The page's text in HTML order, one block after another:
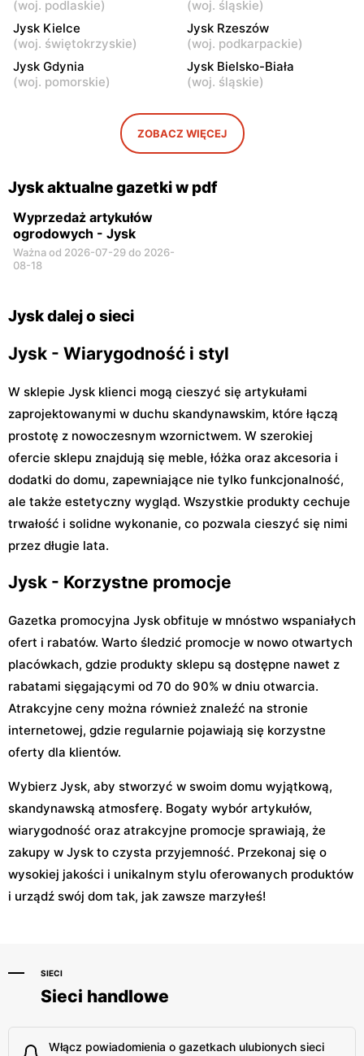
Jysk
Sochaczew, ul. Wójtówka
2b
Jysk
Garwolin, ul. Trakt Lwowski
41
Jysk Jysk
Sobieskiego 5A
Władysława Stanisława
Reymonta 7a
(woj. podlaskie) (woj. śląskie)
Jysk Kielce
(woj. świętokrzyskie)
Jysk Rzeszów
(woj. podkarpackie)
Jysk Gdynia
(woj. pomorskie)
Jysk Bielsko-Biała
(woj. śląskie)
ZOBACZ WIĘCEJ
Jysk aktualne gazetki w pdf
Wyprzedaż artykułów
ogrodowych - Jysk
Ważna od 2026-07-29 do 2026-
08-18
Jysk dalej o sieci
Jysk - Wiarygodność i styl
W sklepie Jysk klienci mogą cieszyć się artykułami
zaprojektowanymi w duchu skandynawskim, które łączą
prostotę z nowoczesnym wzornictwem. W szerokiej
ofercie sklepu znajdują się meble, łóżka oraz akcesoria i
dodatki do domu, zapewniające nie tylko funkcjonalność,
ale także estetyczny wygląd. Wszystkie produkty cechuje
trwałość i solidne wykonanie, co pozwala cieszyć się nimi
przez długie lata.
Jysk - Korzystne promocje
Gazetka promocyjna Jysk obfituje w mnóstwo wspaniałych
ofert i rabatów. Warto śledzić promocje w nowo otwartych
placówkach, gdzie produkty sklepu są dostępne nawet z
rabatami sięgającymi od 70 do 90% w dniu otwarcia.
Atrakcyjne ceny można również znaleźć na stronie
internetowej, gdzie regularnie pojawiają się korzystne
oferty dla klientów.
Wybierz Jysk, aby stworzyć w swoim domu wyjątkową,
skandynawską atmosferę. Bogaty wybór artykułów,
wiarygodność oraz atrakcyjne promocje sprawiają, że
zakupy w Jysk to czysta przyjemność. Przekonaj się o
wysokiej jakości i unikalnym stylu oferowanych produktów
i urządź swój dom tak, jak zawsze marzyłeś!
SIECI
Sieci handlowe
Włącz powiadomienia o gazetkach ulubionych sieci